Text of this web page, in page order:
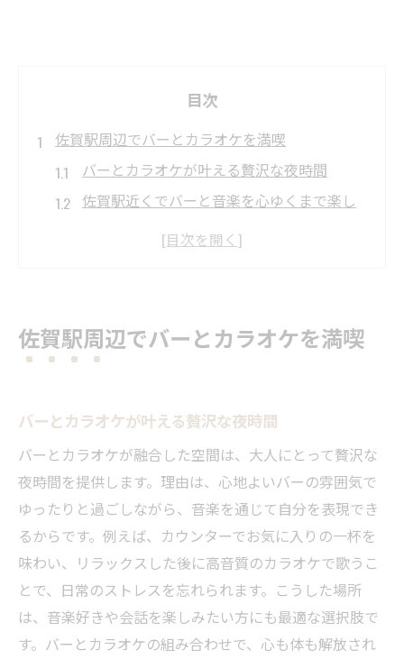
目次
佐賀駅周辺でバーとカラオケを満喫
バーとカラオケが叶える贅沢な夜時間
佐賀駅近くでバーと音楽を心ゆくまで楽し
ト
う
バー好きが語る大人の夜遊び体験談
バー愛好家が語るカラオケの楽しみ方
佐賀駅周辺バーでの心に残る夜遊び体験
カラオケバーで大人が感じる特別なひとと
き
バーで出会う音楽と人の温かさを実感
バー巡りで味わうカラオケの醍醐味
佐賀駅周辺でバーとカラオケを満喫
バーとカラオケが叶える贅沢な夜時間
バーとカラオケが融合した空間は、大人にとって贅沢な
夜時間を提供します。理由は、心地よいバーの雰囲気で
ゆったりと過ごしながら、音楽を通じて自分を表現でき
るからです。例えば、カウンターでお気に入りの一杯を
味わい、リラックスした後に高音質のカラオケで歌うこ
とで、日常のストレスを忘れられます。こうした場所
は、音楽好きや会話を楽しみたい方にも最適な選択肢で
す。バーとカラオケの組み合わせで、心も体も解放され